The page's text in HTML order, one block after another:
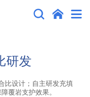
研发
比设计；自主研发充填
覆岩支护效果。